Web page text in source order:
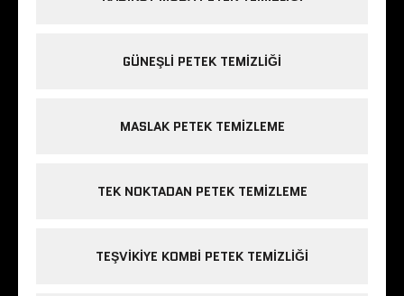
GÜNEŞLI PETEK TEMIZLIĞI
MASLAK PETEK TEMIZLEME
TEK NOKTADAN PETEK TEMIZLEME
TEŞVIKIYE KOMBI PETEK TEMIZLIĞI